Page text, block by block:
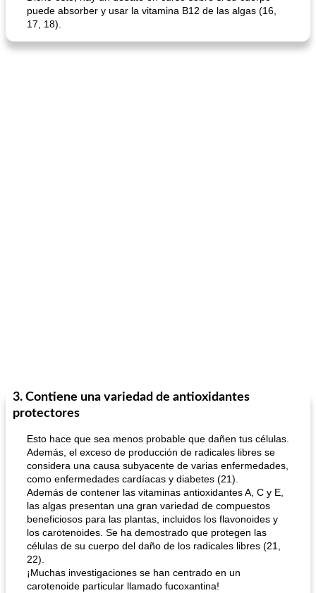
puede absorber y usar la vitamina B12 de las algas (16,
17, 18).
3. Contiene una variedad de antioxidantes
protectores
Esto hace que sea menos probable que dañen tus células.
Además, el exceso de producción de radicales libres se
considera una causa subyacente de varias enfermedades,
como enfermedades cardíacas y diabetes (21).
Además de contener las vitaminas antioxidantes A, C y E,
las algas presentan una gran variedad de compuestos
beneficiosos para las plantas, incluidos los flavonoides y
los carotenoides. Se ha demostrado que protegen las
células de su cuerpo del daño de los radicales libres (21,
22).
¡Muchas investigaciones se han centrado en un
carotenoide particular llamado fucoxantina!